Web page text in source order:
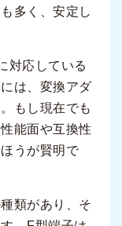
多く、安定し
対応している
は、変換アダ
もし現在でも
能面や互換性
うが賢明で
類があり、そ